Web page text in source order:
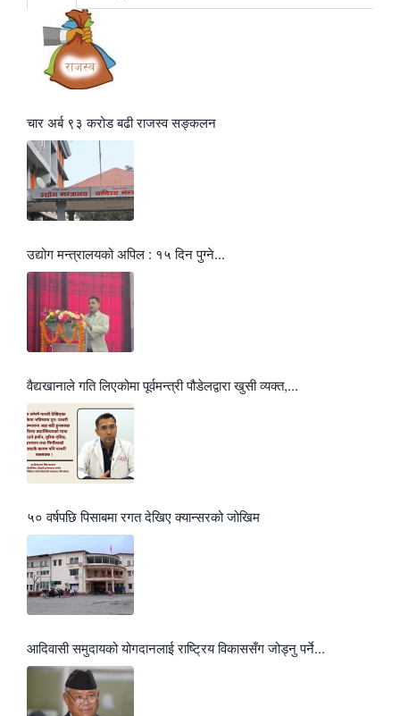
चार अर्ब ९३ करोड बढी राजस्व सङ्कलन
उद्योग मन्त्रालयको अपिल : १५ दिन पुग्ने...
वैद्यखानाले गति लिएकोमा पूर्वमन्त्री पौडेलद्वारा खुसी व्यक्त,...
५० वर्षपछि पिसाबमा रगत देखिए क्यान्सरको जोखिम
आदिवासी समुदायको योगदानलाई राष्ट्रिय विकाससँग जोड्नु पर्ने...